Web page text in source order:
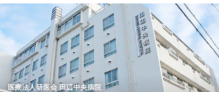
医療法人研医会 田辺中央病院